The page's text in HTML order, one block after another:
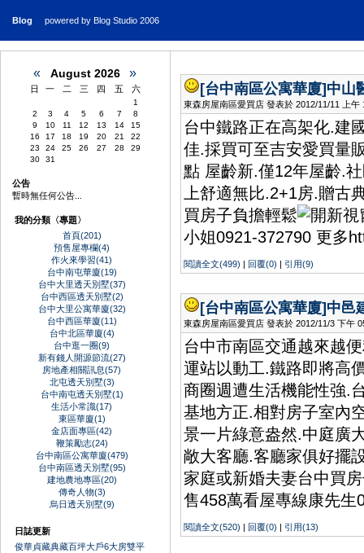
Blog powered by Blog Studio 2006
« August 2026 »
日 一 二 三 四 五 六
1
2
3 4 5 6 7
8
9
10 11 12 13 14
15
16
17 18 19 20 21
22
23
24 25 26 27 28
29
30
31
公告
暫時無任何公告...
我的分類〈專題〉
首頁(201)
預售屋專欄(4)
作火來學習(41)
台中南屯華廈(19)
台中大里透天別墅(37)
台中西區透天別墅(2)
台中大里公寓華廈(32)
台中西區華廈(11)
台中北區華廈(4)
台中逛一圈(9)
新有錢人開源節流(27)
房地產相關訊息(57)
北屯透天別墅(3)
台中南屯透天別墅(1)
生活小常識(17)
東區華廈(1)
金店面專區(42)
鞭策勵志(24)
台中南區公寓華廈(479)
台中南區透天別墅(95)
建地農地專區(20)
傳奇人物(3)
烏日透天別墅(9)
日誌更新
俊華貞藏典藏百坪大戶6大房雙平
[台中南區公寓華廈] 中山
東森房屋南區愛買店 發表於 2012/11/11 上午
台中鐵路正在高架化.建
佳.採買可至吉安愛買量
點 屋齡新.僅12年屋齡.
上舒適無比.2+1房.贈古
買房子負擔輕鬆
小姐0921-372790 更多
閱讀全文(499) | 回覆(0) | 引用(9)
[台中南區公寓華廈] 中邑
東森房屋南區愛買店 發表於 2012/11/3 下午
台中市南區交通越來越
運站以動工.鐵路即將高
商圈週遭生活機能性強.
基地方正.相對房子室內
景一片綠意盎然.中庭廣
敞大客廳.客廳家俱好擺
家庭或新婚夫妻台中買
售458萬看屋專線康先生
閱讀全文(520) | 回覆(0) | 引用(13)